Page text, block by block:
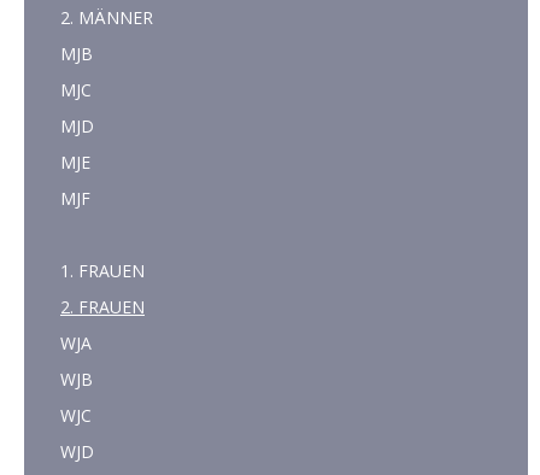
2. MÄNNER
MJB
MJC
MJD
MJE
MJF
1. FRAUEN
2. FRAUEN
WJA
WJB
WJC
WJD